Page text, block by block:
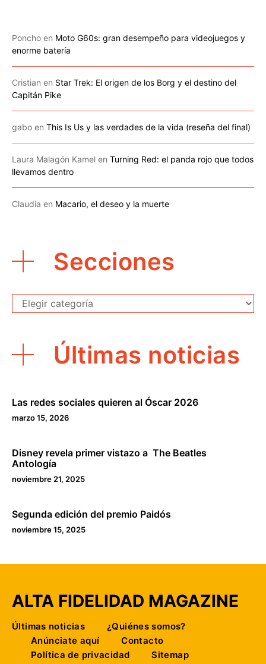
Poncho en Moto G60s: gran desempeño para videojuegos y
enorme batería
Cristian en Star Trek: El origen de los Borg y el destino del
Capitán Pike
gabo en This Is Us y las verdades de la vida (reseña del final)
Laura Malagón Kamel en Turning Red: el panda rojo que todos
llevamos dentro
Claudia en Macario, el deseo y la muerte
Secciones
Secciones
Últimas noticias
Las redes sociales quieren al Óscar 2026
marzo 15, 2026
Disney revela primer vistazo a The Beatles
Antología
noviembre 21, 2025
Segunda edición del premio Paidós
noviembre 15, 2025
ALTA FIDELIDAD MAGAZINE
Últimas noticias
¿Quiénes somos?
Anúnciate aquí
Contacto
Política de privacidad
Sitemap